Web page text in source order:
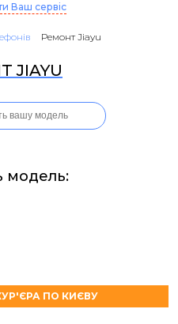
Ваш сервіс
Ремонт Jiayu
JIAYU
модель:
ПО КИЄВУ